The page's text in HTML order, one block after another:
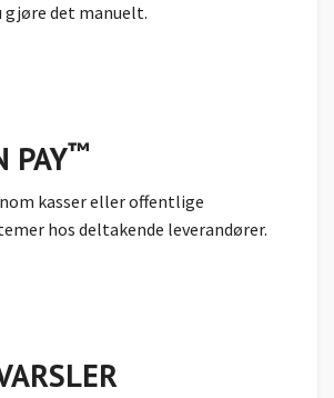
gjøre det manuelt.
PAY™
kasser eller offentlige
hos deltakende leverandører.